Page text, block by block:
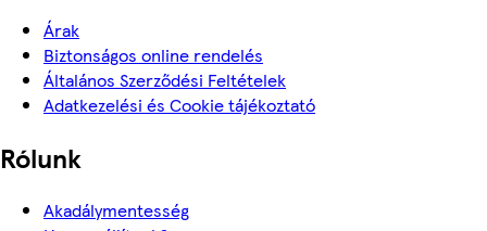
Árak
Biztonságos online rendelés
Általános Szerződési Feltételek
Adatkezelési és Cookie tájékoztató
Rólunk
Akadálymentesség